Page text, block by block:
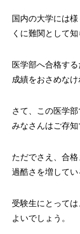
国内の大学には
くに難関として
医学部へ合格す
成績をおさめなけ
さて、この医学
みなさんはご存知
ただでさえ、合
過酷さを増してい
受験生にとって
よいでしょう。